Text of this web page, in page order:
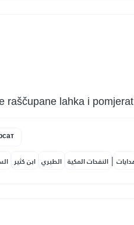
raščupane lahka i
ابن كثير الطبري النفحات المكية |